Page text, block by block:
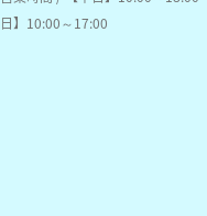
日】10:00～17:00